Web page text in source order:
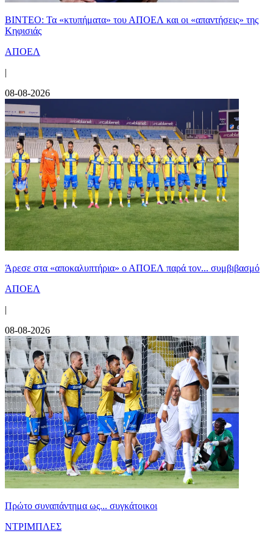
ΒΙΝΤΕΟ: Τα «κτυπήματα» του ΑΠΟΕΛ και οι «απαντήσεις» της
Κηφισιάς
ΑΠΟΕΛ
|
08-08-2026
Άρεσε στα «αποκαλυπτήρια» ο ΑΠΟΕΛ παρά τον... συμβιβασμό
ΑΠΟΕΛ
|
08-08-2026
Πρώτο συναπάντημα ως... συγκάτοικοι
ΝΤΡΙΜΠΛΕΣ